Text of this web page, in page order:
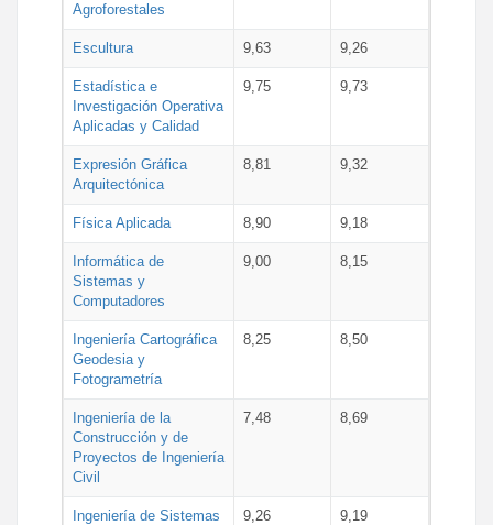
Agroforestales
Escultura 9,63 9,26
Estadística e
Investigación Operativa
Aplicadas y Calidad
9,75 9,73
Expresión Gráfica
Arquitectónica
8,81 9,32
Física Aplicada 8,90 9,18
Informática de
Sistemas y
Computadores
9,00 8,15
Ingeniería Cartográfica
Geodesia y
Fotogrametría
8,25 8,50
Ingeniería de la
Construcción y de
Proyectos de Ingeniería
Civil
7,48 8,69
Ingeniería de Sistemas
9,26 9,19